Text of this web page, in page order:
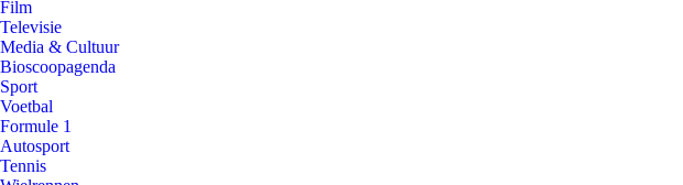
Film
Televisie
Media & Cultuur
Bioscoopagenda
Sport
Voetbal
Formule 1
Autosport
Tennis